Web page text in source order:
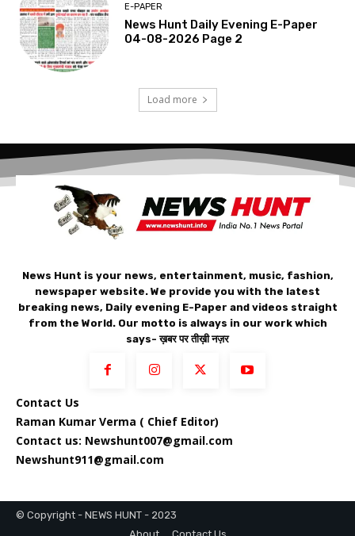
E-PAPER
News Hunt Daily Evening E-Paper
04-08-2026 Page 2
Load more
News Hunt is your news, entertainment, music, fashion,
newspaper website. We provide you with the latest
breaking news, Daily evening E-Paper and videos straight
from the World. Our motto is always in our work which
says- ख़बर पर तीख़ी नज़र
Contact Us
Raman Kumar Verma ( Chief Editor)
Contact us: Newshunt007@gmail.com
Newshunt911@gmail.com
© Copyright - NEWS HUNT - 2023